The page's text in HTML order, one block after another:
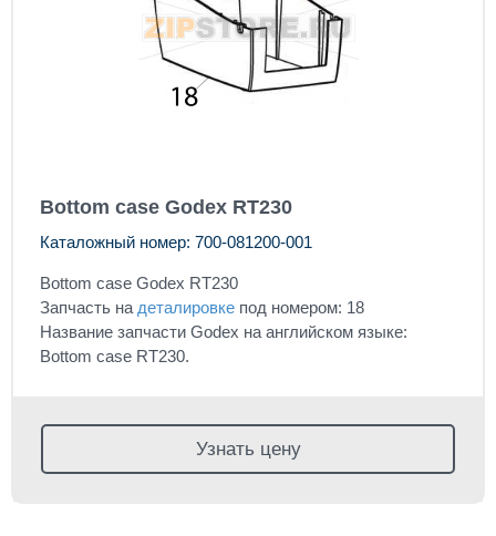
Bottom case Godex RT230
Каталожный номер: 700-081200-001
Bottom case Godex RT230
Запчасть на деталировке под номером: 18
Название запчасти Godex на английском языке:
Bottom case RT230.
Узнать цену